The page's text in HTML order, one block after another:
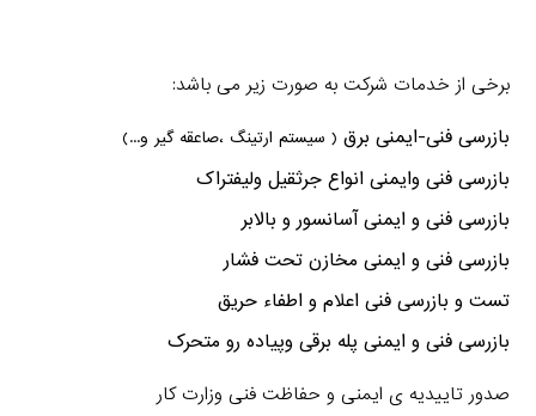
برخی از خدمات شرکت به صورت زیر می باشد:
بازرسی فنی-ایمنی برق ( سیستم ارتینگ ،صاعقه گیر و...)
بازرسی فنی وایمنی انواع جرثقیل ولیفتراک
بازرسی فنی و ایمنی آسانسور و بالابر
بازرسی فنی و ایمنی مخازن تحت فشار
تست و بازرسی فنی اعلام و اطفاء حريق
بازرسی فنی و ایمنی پله برقی وپیاده رو متحرک
صدور تاییدیه ی ایمنی و حفاظت فنی وزارت کار